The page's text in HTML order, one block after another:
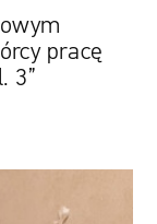
pracę
3”